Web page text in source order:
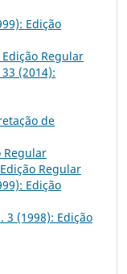
Edição
Regular
(2014):
de
Regular
Regular
Edição
3 (1998): Edição